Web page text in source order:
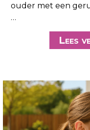
ouder met een
…
Lees